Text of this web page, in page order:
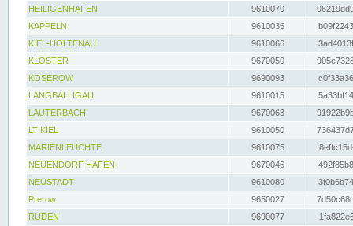
HEILIGENHAFEN
9610070
KAPPELN
9610035
KIEL-HOLTENAU
9610066
KLOSTER
9670050
KOSEROW
9690093
LANGBALLIGAU
9610015
LAUTERBACH
9670063
LT KIEL
9610050
MARIENLEUCHTE
9610075
NEUENDORF HAFEN
9670046
NEUSTADT
9610080
Prerow
9650027
RUDEN
9690077